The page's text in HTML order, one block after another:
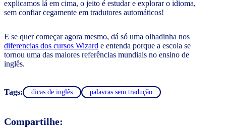
explicamos lá em cima, o jeito é estudar e explorar o idioma,
sem confiar cegamente em tradutores automáticos!
E se quer começar agora mesmo, dá só uma olhadinha nos
diferencias dos cursos Wizard e entenda porque a escola se
tornou uma das maiores referências mundiais no ensino de
inglês.
Tags: dicas de inglês palavras sem tradução
Compartilhe: